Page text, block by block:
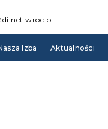
Izba Aktualności